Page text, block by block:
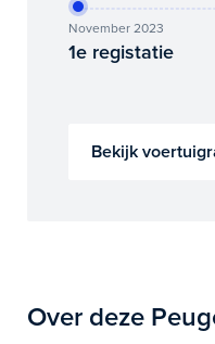
November 2023
1e registatie
Bekijk
Over deze